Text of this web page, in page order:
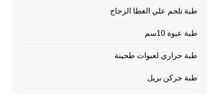
طبة تلحم علي الغطا الزجاج
طبة عبوة 10سم
طبة حراري لعبوات طحينة
طبة جركن بريل